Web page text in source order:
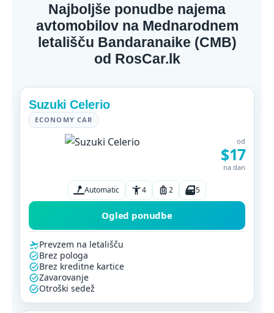
Najboljše ponudbe najema
avtomobilov na Mednarodnem
letališču Bandaranaike (CMB)
od RosCar.lk
Suzuki Celerio
ECONOMY CAR
od
$17
na dan
Automatic 4 2 5
Ogled ponudbe
Prevzem na letališču
Brez pologa
Brez kreditne kartice
Zavarovanje
Otroški sedež